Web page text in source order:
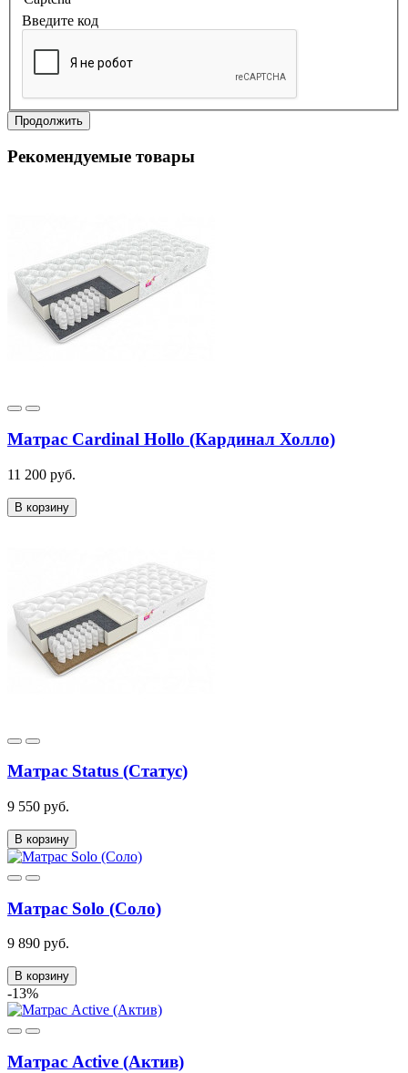
Введите код
Продолжить
Рекомендуемые товары
Матрас Cardinal Hollo (Кардинал Холло)
11 200 руб.
В корзину
Матрас Status (Статус)
9 550 руб.
В корзину
Матрас Solo (Соло)
9 890 руб.
В корзину
-13%
Матрас Active (Актив)